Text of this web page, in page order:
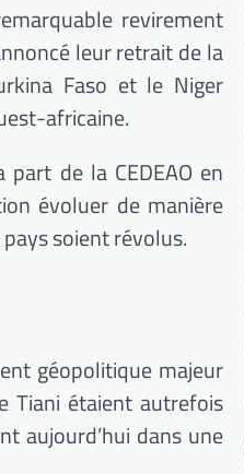
revirement
leur retrait de la
Faso et le Niger
africaine.
de la CEDEAO en
évoluer de manière
soient révolus.
géopolitique majeur
Tiani étaient autrefois
aujourd’hui dans une